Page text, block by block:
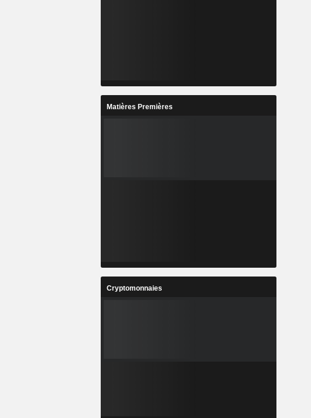
Matières Premières
Cryptomonnaies